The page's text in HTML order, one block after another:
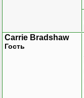
Carrie Bradshaw
Гость